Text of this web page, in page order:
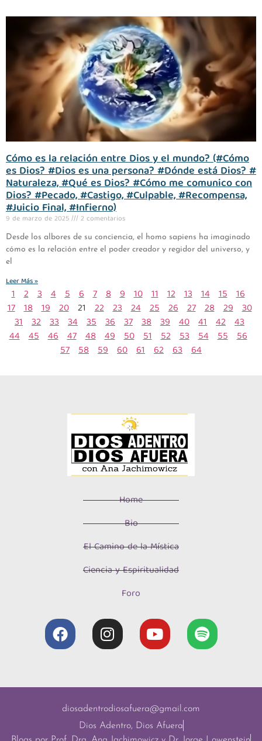
Cómo es la relación entre Dios y el mundo? (#Cómo
es Dios? #Dios es una persona? #Dónde está Dios? #
Naturaleza, #Qué es Dios? #Cómo me comunico con
Dios? #Pecado, #Castigo, #Culpable, #Recompensa,
#Juicio Final, #Infierno)
9 de marzo de 2025 2 comentarios
Desde los albores de su conciencia, el homo sapiens ha imaginado
cómo es la relación entre el poder creador y regidor del universo, y
el
Leer Más »
1 2 3 4 5 6 7 8 9 10 11 12 13 14 15 16
17 18 19 20 21 22 23 24 25 26 27 28 29 30
31 32 33 34 35 36 37 38 39 40 41 42 43
44 45 46 47 48 49 50 51 52 53 54 55 56
57 58 59 60 61 62 63 64
Home
Bio
El Camino de la Mística
Ciencia y Espiritualidad
Foro
diosadentrodiosafuera@gmail.com
Dios Adentro, Dios Afuera